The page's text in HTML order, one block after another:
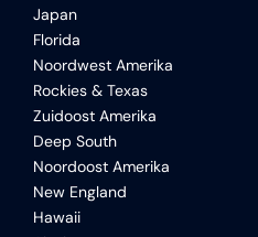
Japan
Florida
Noordwest Amerika
Rockies & Texas
Zuidoost Amerika
Deep South
Noordoost Amerika
New England
Hawaii